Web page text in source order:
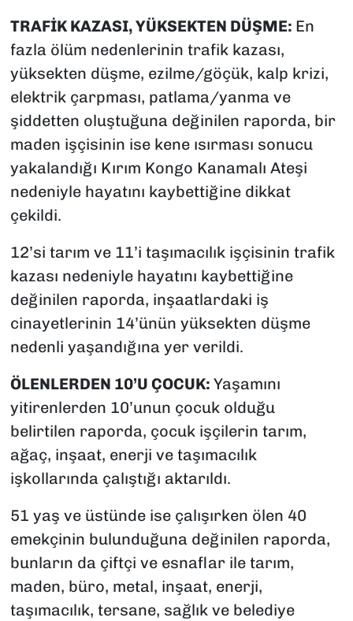
TRAFİK KAZASI, YÜKSEKTEN DÜŞME: En
fazla ölüm nedenlerinin trafik kazası,
yüksekten düşme, ezilme/göçük, kalp krizi,
elektrik çarpması, patlama/yanma ve
şiddetten oluştuğuna değinilen raporda, bir
maden işçisinin ise kene ısırması sonucu
yakalandığı Kırım Kongo Kanamalı Ateşi
nedeniyle hayatını kaybettiğine dikkat
çekildi.
12’si tarım ve 11’i taşımacılık işçisinin trafik
kazası nedeniyle hayatını kaybettiğine
değinilen raporda, inşaatlardaki iş
cinayetlerinin 14’ünün yüksekten düşme
nedenli yaşandığına yer verildi.
ÖLENLERDEN 10’U ÇOCUK: Yaşamını
yitirenlerden 10’unun çocuk olduğu
belirtilen raporda, çocuk işçilerin tarım,
ağaç, inşaat, enerji ve taşımacılık
işkollarında çalıştığı aktarıldı.
51 yaş ve üstünde ise çalışırken ölen 40
emekçinin bulunduğuna değinilen raporda,
bunların da çiftçi ve esnaflar ile tarım,
maden, büro, metal, inşaat, enerji,
taşımacılık, tersane, sağlık ve belediye